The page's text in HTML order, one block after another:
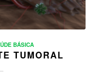
BÁSICA
TUMORAL